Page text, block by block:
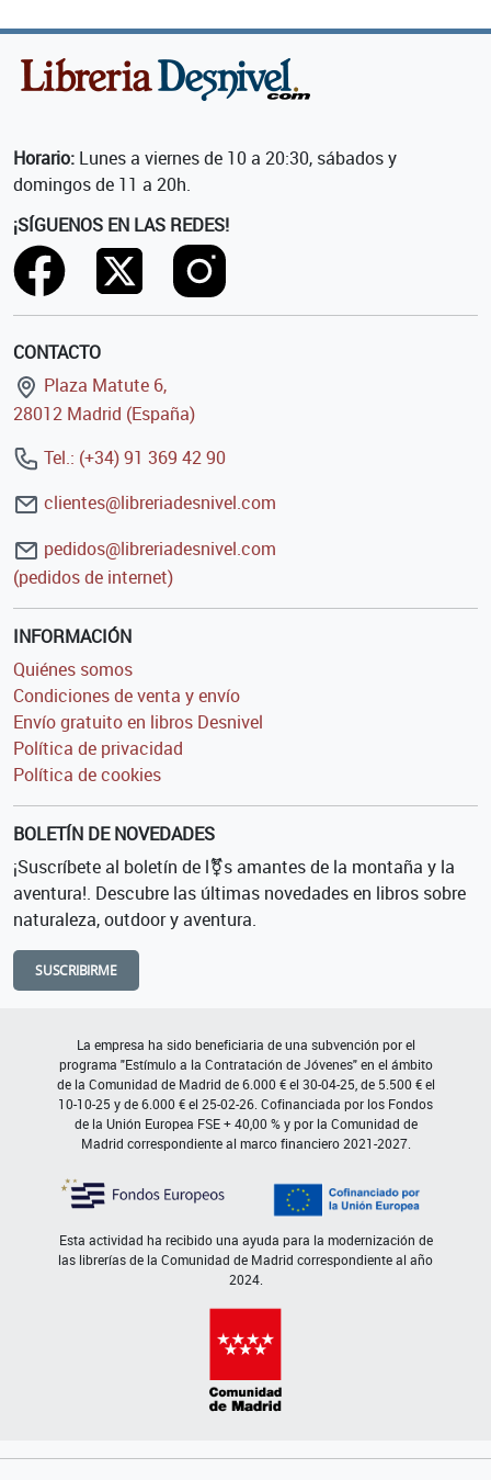
Horario: Lunes a viernes de 10 a 20:30, sábados y
domingos de 11 a 20h.
¡SÍGUENOS EN LAS REDES!
CONTACTO
Plaza Matute 6,
28012 Madrid (España)
Tel.: (+34) 91 369 42 90
clientes@libreriadesnivel.com
pedidos@libreriadesnivel.com
(pedidos de internet)
INFORMACIÓN
Quiénes somos
Condiciones de venta y envío
Envío gratuito en libros Desnivel
Política de privacidad
Política de cookies
BOLETÍN DE NOVEDADES
¡Suscríbete al boletín de l⚧s amantes de la montaña y la
aventura!. Descubre las últimas novedades en libros sobre
naturaleza, outdoor y aventura.
SUSCRIBIRME
La empresa ha sido beneficiaria de una subvención por el
programa "Estímulo a la Contratación de Jóvenes" en el ámbito
de la Comunidad de Madrid de 6.000 € el 30-04-25, de 5.500 € el
10-10-25 y de 6.000 € el 25-02-26. Cofinanciada por los Fondos
de la Unión Europea FSE + 40,00 % y por la Comunidad de
Madrid correspondiente al marco financiero 2021-2027.
Esta actividad ha recibido una ayuda para la modernización de
las librerías de la Comunidad de Madrid correspondiente al año
2024.